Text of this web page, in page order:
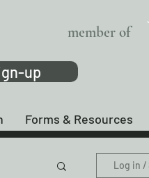
member of
up
Forms & Resources
Log in /